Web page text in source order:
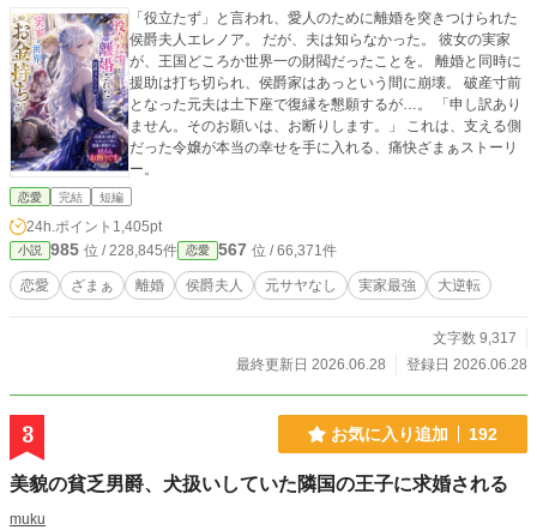
「役立たず」と言われ、愛人のために離婚を突きつけられた
侯爵夫人エレノア。 だが、夫は知らなかった。 彼女の実家
が、王国どころか世界一の財閥だったことを。 離婚と同時に
援助は打ち切られ、侯爵家はあっという間に崩壊。 破産寸前
となった元夫は土下座で復縁を懇願するが…。 「申し訳あり
ません。そのお願いは、お断りします。」 これは、支える側
だった令嬢が本当の幸せを手に入れる、痛快ざまぁストーリ
ー。
恋愛 完結 短編
24h.ポイント 1,405pt
小説 985 位 / 228,845件 恋愛 567 位 / 66,371件
恋愛 ざまぁ 離婚 侯爵夫人 元サヤなし 実家最強 大逆転
文字数 9,317
最終更新日 2026.06.28
登録日 2026.06.28
3 お気に入り追加 192
美貌の貧乏男爵、犬扱いしていた隣国の王子に求婚される
muku